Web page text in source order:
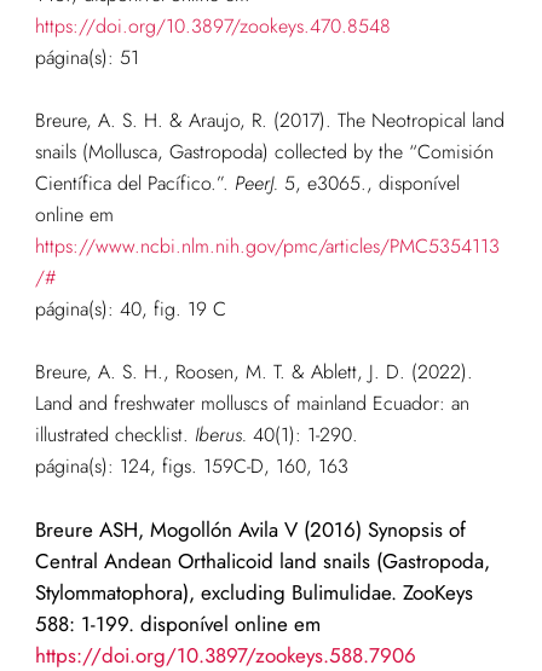
https://doi.org/10.3897/zookeys.470.8548
página(s): 51
Breure, A. S. H. & Araujo, R. (2017). The Neotropical land
snails (Mollusca, Gastropoda) collected by the “Comisión
Científica del Pacífico.”. PeerJ. 5, e3065., disponível
online em
https://www.ncbi.nlm.nih.gov/pmc/articles/PMC5354113
/#
página(s): 40, fig. 19 C
Breure, A. S. H., Roosen, M. T. & Ablett, J. D. (2022).
Land and freshwater molluscs of mainland Ecuador: an
illustrated checklist. Iberus. 40(1): 1-290.
página(s): 124, figs. 159C-D, 160, 163
Breure ASH, Mogollón Avila V (2016) Synopsis of
Central Andean Orthalicoid land snails (Gastropoda,
Stylommatophora), excluding Bulimulidae. ZooKeys
588: 1-199. disponível online em
https://doi.org/10.3897/zookeys.588.7906